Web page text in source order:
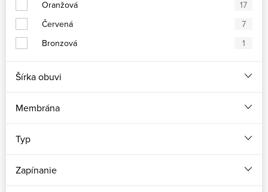
Oranžová
17
Červená
7
Bronzová
1
Šírka obuvi
Membrána
Typ
Zapínanie